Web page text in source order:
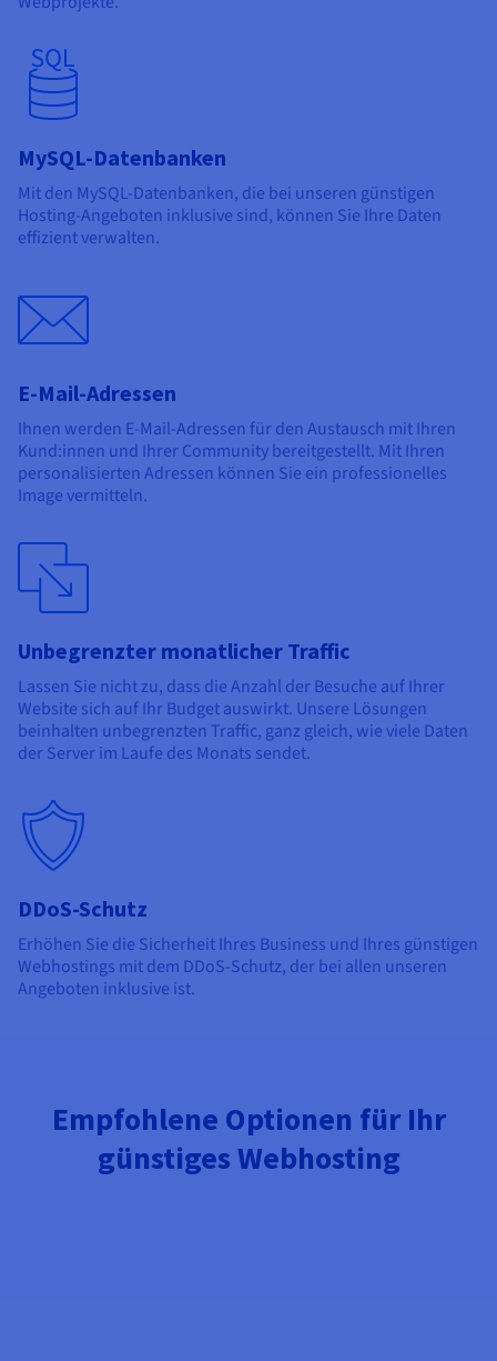
MySQL-Datenbanken
Mit den MySQL-Datenbanken, die bei unseren günstigen
Hosting-Angeboten inklusive sind, können Sie Ihre Daten
effizient verwalten.
E-Mail-Adressen
Ihnen werden E-Mail-Adressen für den Austausch mit Ihren
Kund:innen und Ihrer Community bereitgestellt. Mit Ihren
personalisierten Adressen können Sie ein professionelles
Image vermitteln.
Unbegrenzter monatlicher Traffic
Lassen Sie nicht zu, dass die Anzahl der Besuche auf Ihrer
Website sich auf Ihr Budget auswirkt. Unsere Lösungen
beinhalten unbegrenzten Traffic, ganz gleich, wie viele Daten
der Server im Laufe des Monats sendet.
DDoS-Schutz
Erhöhen Sie die Sicherheit Ihres Business und Ihres günstigen
Webhostings mit dem DDoS-Schutz, der bei allen unseren
Angeboten inklusive ist.
Empfohlene Optionen für Ihr
günstiges Webhosting